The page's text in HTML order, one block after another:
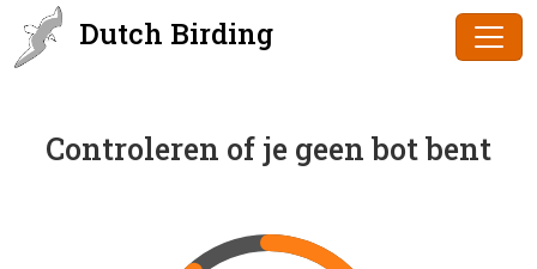
Dutch Birding
Controleren of je geen bot bent